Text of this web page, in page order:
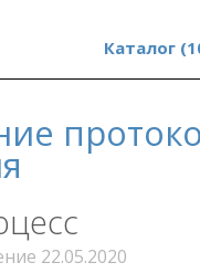
Каталог
22.05.2020